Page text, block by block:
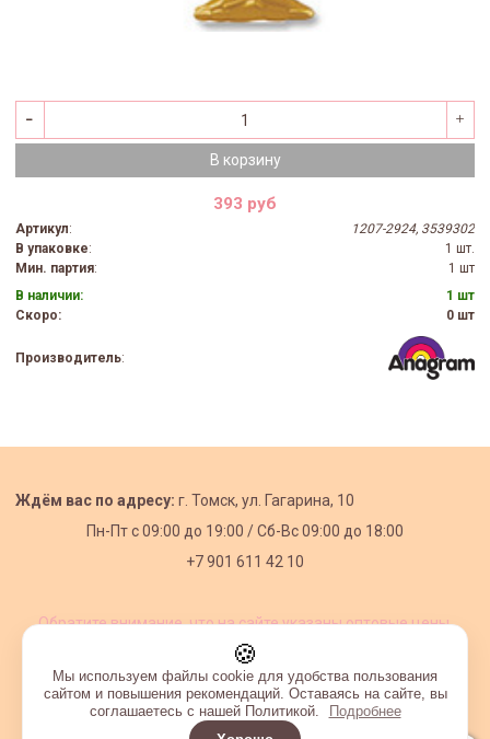
В корзину
393 руб
Артикул:
1207-2924, 3539302
В упаковке:
1 шт.
Мин. партия:
1 шт
В наличии:
1 шт
Скоро:
0 шт
Производитель:
Ждём вас по адресу: г. Томск, ул. Гагарина, 10
Пн-Пт с09:00 до 19:00 /Сб-Вс 09:00 до 18:00
+7 901 611 42 10
Обратите внимание, что на сайте указаны оптовые цены,
🍪
Мы используем файлы cookie для удобства пользования
сайтом и повышения рекомендаций. Оставаясь на сайте, вы
соглашаетесь с нашей Политикой.
Подробнее